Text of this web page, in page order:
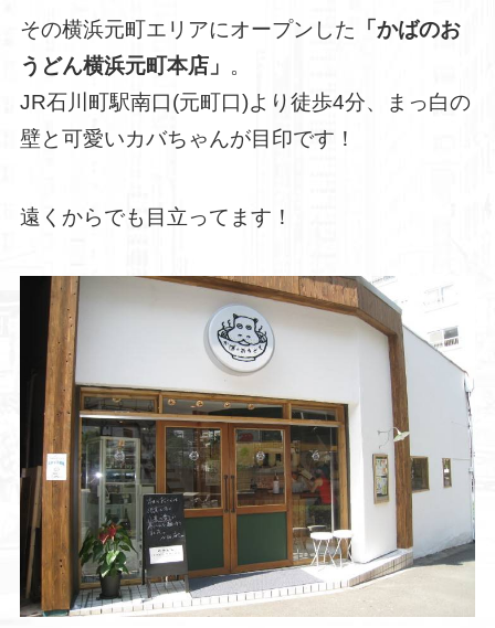
その横浜元町エリアにオープンした 「かばのお
うどん横浜元町本店」 。
JR石川町駅南口(元町口)より徒歩4分、まっ白の
壁と可愛いカバちゃんが目印です！
遠くからでも目立ってます！